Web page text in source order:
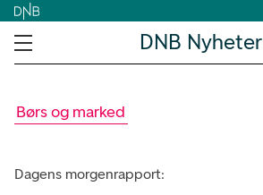
DNB Nyheter
Børs og marked
Dagens morgenrapport: